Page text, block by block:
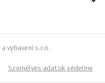
vybavení s.r.o.
Személyes adatok védelme